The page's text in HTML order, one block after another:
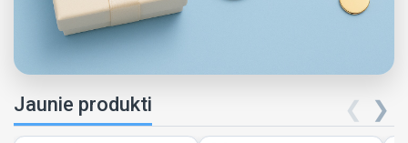
Jaunie produkti ❮ ❯